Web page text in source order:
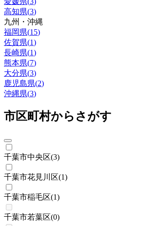
高知県(3)
九州・沖縄
福岡県(15)
佐賀県(1)
長崎県(1)
熊本県(7)
大分県(3)
鹿児島県(2)
沖縄県(3)
市区町村からさがす
千葉市中央区(3)
千葉市花見川区(1)
千葉市稲毛区(1)
千葉市若葉区(0)